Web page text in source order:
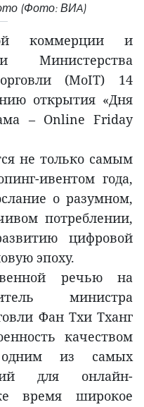
(Фото: ВИA)
коммерции и
Министерства
(MoIT) 14
открытия «Дня
– Online Friday
не только самым
ивентом года,
о разумном,
потреблении,
цифровой
эпоху.
речью на
министра
Фан Тхи Тханг
качеством
одним из самых
для онлайн-
время широкое